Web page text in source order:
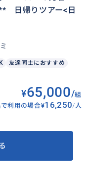
日帰りツアー<日
友達同士におすすめ
¥65,000/組
利用の場合¥16,250/人